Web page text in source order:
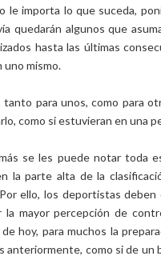
le importa lo que suceda,
quedarán algunos que
hasta las últimas
uno mismo.
para unos, como para
como si estuvieran en una
se les puede notar toda
la parte alta de la
ello, los deportistas
la mayor percepción de
hoy, para muchos la
anteriormente, como si de